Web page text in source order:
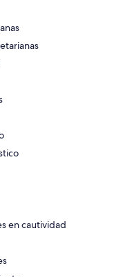
en cautividad